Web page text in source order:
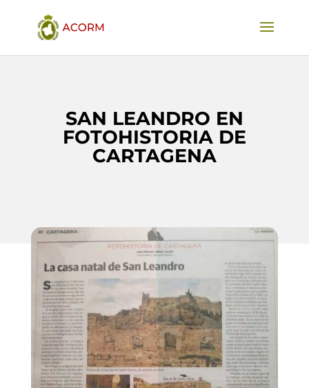
SAN LEANDRO EN
FOTOHISTORIA DE
CARTAGENA